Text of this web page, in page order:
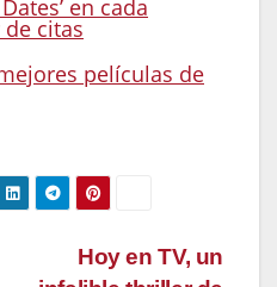
en cada
citas
películas de
Hoy en TV, un